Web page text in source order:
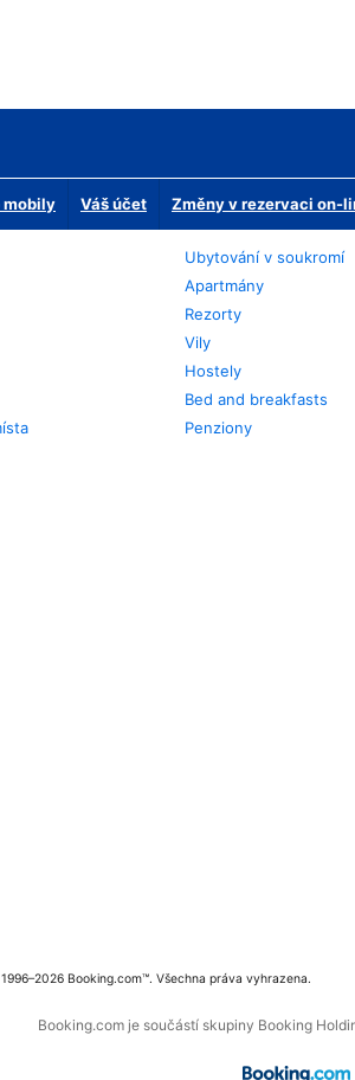
mobily Váš účet Změny v rezervaci on-
Ubytování v soukromí
Apartmány
Rezorty
Vily
Hostely
Bed and breakfasts
Penziony
Booking.com™. Všechna práva vyhrazena.
Booking.com je součástí skupiny Booking